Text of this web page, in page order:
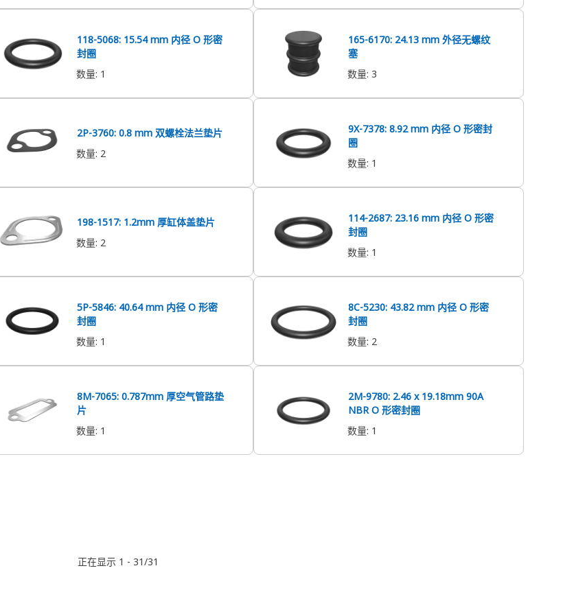
118-5068: 15.54 mm 内径 O 形密
封圈
数量: 1
165-6170: 24.13 mm 外径无螺纹
塞
数量: 3
2P-3760: 0.8 mm 双螺栓法兰垫片
数量: 2
9X-7378: 8.92 mm 内径 O 形密封
圈
数量: 1
198-1517: 1.2mm 厚缸体盖垫片
数量: 2
114-2687: 23.16 mm 内径 O 形密
封圈
数量: 1
5P-5846: 40.64 mm 内径 O 形密
封圈
数量: 1
8C-5230: 43.82 mm 内径 O 形密
封圈
数量: 2
8M-7065: 0.787mm 厚空气管路垫
片
数量: 1
2M-9780: 2.46 x 19.18mm 90A
NBR O 形密封圈
数量: 1
正在显示 1 - 31/31